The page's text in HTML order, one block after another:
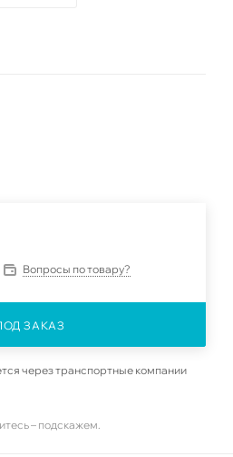
Вопросы по товару?
ЗАКАЗ
через транспортные компании
– подскажем.